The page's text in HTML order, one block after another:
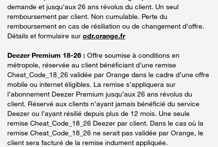
demande et jusqu’aux 26 ans révolus du client. Un seul
remboursement par client. Non cumulable. Perte du
remboursement en cas de résiliation ou de changement d’offre.
Détails et formulaire sur odr.orange.fr
Deezer Premium 18-26 : Offre soumise à conditions en
métropole, réservée au client bénéficiant d’une remise
Cheat_Code_18_26 validée par Orange dans le cadre d’une offre
mobile ou internet éligibles. La remise s’appliquera sur
l’abonnement Deezer Premium jusqu’aux 26 ans révolus du
client. Réservé aux clients n’ayant jamais bénéficié du service
Deezer ou l’ayant résilié depuis plus de 12 mois. Une seule
remise Cheat_Code_18_26 Deezer par client. Dans le cas où la
remise Cheat_Code_18_26 ne serait pas validée par Orange, le
client sera facturé de la remise indument appliquée.